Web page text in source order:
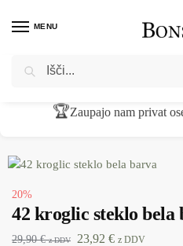
MENU
Domov Novoletna dekoracija
🏆Zaupajo nam privat
20%
42 kroglic steklo bela
29,90€ z DDV 23,92 € z DDV